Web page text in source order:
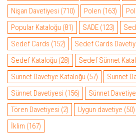
Nişan Davetiyesi (710) Polen (163)
Popular Kataloğu (81) SADE (123)
Sedef Cards (152) Sedef Cards
Sedef Kataloğu (28) Sedef Sünnet
Sünnet Davetiye Kataloğu (57) Sünnet
Sünnet Davetiyesi (156) Sünnet
Tören Davetiyesi (2) Uygun davetiye (50)
İklim (167)